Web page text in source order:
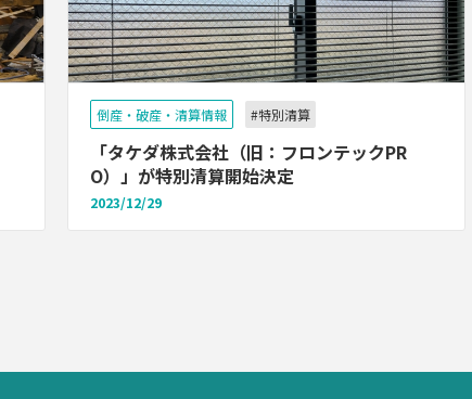
倒産・破産・清算情報 #特別清算
「タケダ株式会社（旧：フロンテックPR
O）」が特別清算開始決定
2023/12/29